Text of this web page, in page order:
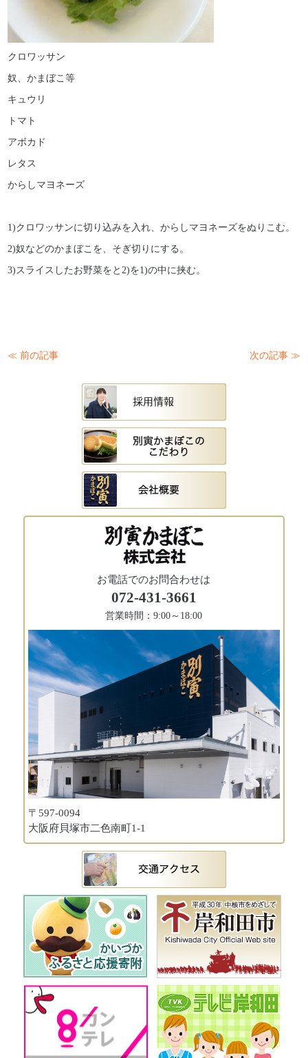
クロワッサン
奴、かまぼこ等
キュウリ
トマト
アボカド
レタス
からしマヨネーズ
1)クロワッサンに切り込みを入れ、からしマヨネーズをぬりこむ。
2)奴などのかまぼこを、そぎ切りにする。
3)スライスしたお野菜をと2)を1)の中に挟む。
≪ 前の記事 次の記事 ≫
お電話でのお問合わせは
072-431-3661
営業時間：9:00～18:00
〒597-0094
大阪府貝塚市二色南町1-1